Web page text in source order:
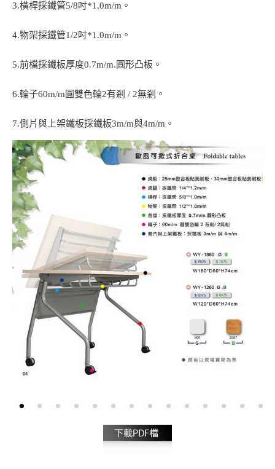
3.橫桿採鐵管5/8吋*1.0m/m。
4.物架採鐵管1/2吋*1.0m/m。
5.前檔採鐵板厚度0.7m/m.圓形凸板。
6.輪子60m/m圓雙色輪2有剎 / 2無剎。
7.側片與上架鐵板採鐵板3m/m與4m/m。